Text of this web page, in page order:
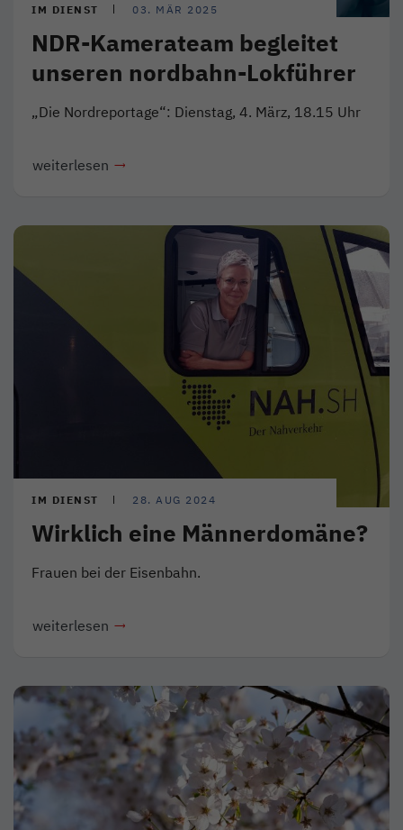
IM DIENST 03. MÄR 2025
NDR-Kamerateam begleitet
unseren nordbahn-Lokführer
„Die Nordreportage“: Dienstag, 4. März, 18.15 Uhr
weiterlesen
IM DIENST 28. AUG 2024
Wirklich eine Männerdomäne?
Frauen bei der Eisenbahn.
weiterlesen